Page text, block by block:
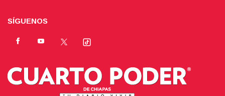
SÍGUENOS